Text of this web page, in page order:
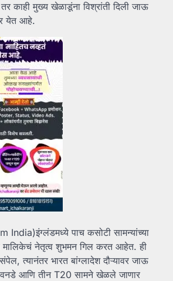
काही मुख्य खेळाडूंना विश्रांती दिली जाऊ
येत आहे.
India)इंग्लंडमध्ये पाच कसोटी सामन्यांच्या
मालिकेचं नेतृत्व शुभमन गिल करत आहेत. ही
त्यानंतर भारत बांग्लादेश दौऱ्यावर जाऊ
वनडे आणि तीन T20 सामने खेळले जाणार